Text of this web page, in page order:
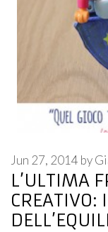
L’ULTIMA
CREATIVO:
Jun 27, 2014 by